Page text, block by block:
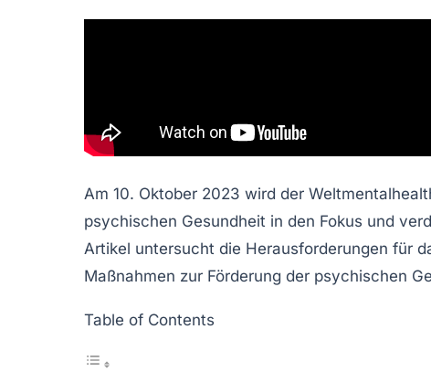
Am 10. Oktober 2023 wird der
psychischen Gesundheit in den Fokus und
Artikel untersucht die Herausforderungen für
Maßnahmen zur Förderung der psychischen
Table of Contents